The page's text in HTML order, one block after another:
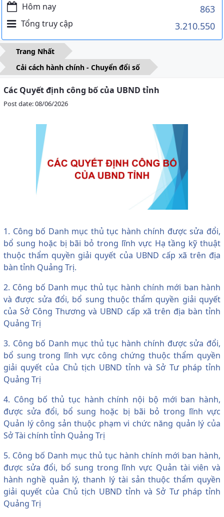
Hôm nay 863
Tổng truy cập 3.210.550
Trang Nhất
Cải cách hành chính - Chuyển đổi số
Các Quyết định công bố của UBND tỉnh
Post date: 08/06/2026
1. Công bố Danh mục thủ tục hành chính được sửa đổi,
bổ sung hoặc bị bãi bỏ trong lĩnh vực Hạ tầng kỹ thuật
thuộc thẩm quyền giải quyết của UBND cấp xã trên địa
bàn tỉnh Quảng Trị.
2. Công bố Danh mục thủ tục hành chính mới ban hành
và được sửa đổi, bổ sung thuộc thẩm quyền giải quyết
của Sở Công Thương và UBND cấp xã trên địa bàn tỉnh
Quảng Trị
3. Công bố Danh mục thủ tục hành chính được sửa đổi,
bổ sung trong lĩnh vực công chứng thuộc thẩm quyền
giải quyết của Chủ tịch UBND tỉnh và Sở Tư pháp tỉnh
Quảng Trị
4. Công bố thủ tục hành chính nội bộ mới ban hành,
được sửa đổi, bổ sung hoặc bị bãi bỏ trong lĩnh vực
Quản lý công sản thuộc phạm vi chức năng quản lý của
Sở Tài chính tỉnh Quảng Trị
5. Công bố Danh mục thủ tục hành chính mới ban hành,
được sửa đổi, bổ sung trong lĩnh vực Quản tài viên và
hành nghề quản lý, thanh lý tài sản thuộc thẩm quyền
giải quyết của Chủ tịch UBND tỉnh và Sở Tư pháp tỉnh
Quảng Trị